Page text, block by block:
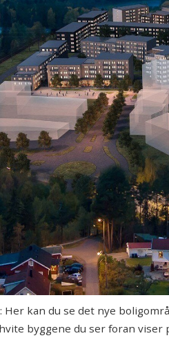
Her kan du se det nye
byggene du ser foran